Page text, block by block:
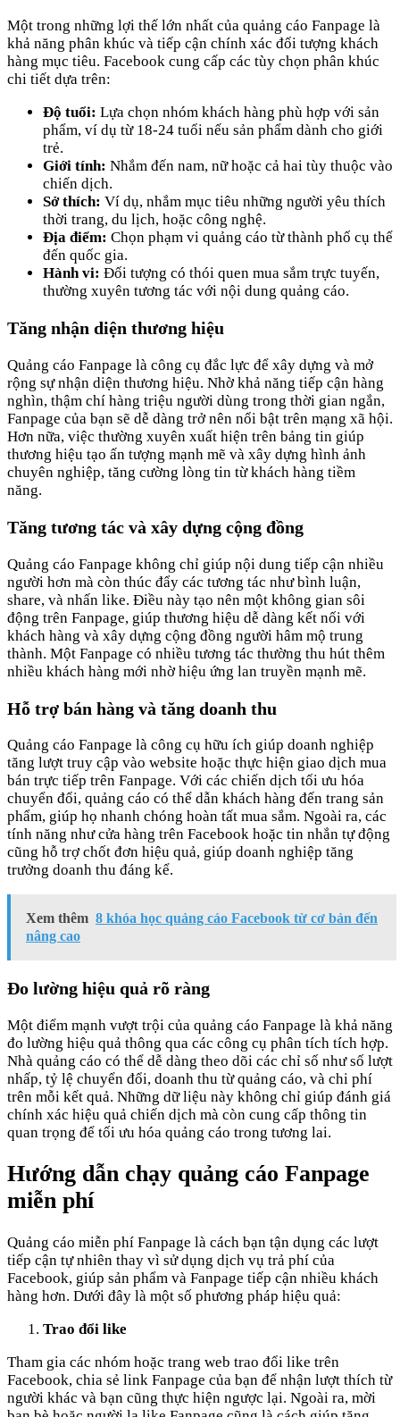
Một trong những lợi thế lớn nhất của quảng cáo Fanpage là
khả năng phân khúc và tiếp cận chính xác đối tượng khách
hàng mục tiêu. Facebook cung cấp các tùy chọn phân khúc
chi tiết dựa trên:
Độ tuổi: Lựa chọn nhóm khách hàng phù hợp với sản
phẩm, ví dụ từ 18-24 tuổi nếu sản phẩm dành cho giới
trẻ.
Giới tính: Nhắm đến nam, nữ hoặc cả hai tùy thuộc vào
chiến dịch.
Sở thích: Ví dụ, nhắm mục tiêu những người yêu thích
thời trang, du lịch, hoặc công nghệ.
Địa điểm: Chọn phạm vi quảng cáo từ thành phố cụ thể
đến quốc gia.
Hành vi: Đối tượng có thói quen mua sắm trực tuyến,
thường xuyên tương tác với nội dung quảng cáo.
Tăng nhận diện thương hiệu
Quảng cáo Fanpage là công cụ đắc lực để xây dựng và mở
rộng sự nhận diện thương hiệu. Nhờ khả năng tiếp cận hàng
nghìn, thậm chí hàng triệu người dùng trong thời gian ngắn,
Fanpage của bạn sẽ dễ dàng trở nên nổi bật trên mạng xã hội.
Hơn nữa, việc thường xuyên xuất hiện trên bảng tin giúp
thương hiệu tạo ấn tượng mạnh mẽ và xây dựng hình ảnh
chuyên nghiệp, tăng cường lòng tin từ khách hàng tiềm
năng.
Tăng tương tác và xây dựng cộng đồng
Quảng cáo Fanpage không chỉ giúp nội dung tiếp cận nhiều
người hơn mà còn thúc đẩy các tương tác như bình luận,
share, và nhấn like. Điều này tạo nên một không gian sôi
động trên Fanpage, giúp thương hiệu dễ dàng kết nối với
khách hàng và xây dựng cộng đồng người hâm mộ trung
thành. Một Fanpage có nhiều tương tác thường thu hút thêm
nhiều khách hàng mới nhờ hiệu ứng lan truyền mạnh mẽ.
Hỗ trợ bán hàng và tăng doanh thu
Quảng cáo Fanpage là công cụ hữu ích giúp doanh nghiệp
tăng lượt truy cập vào website hoặc thực hiện giao dịch mua
bán trực tiếp trên Fanpage. Với các chiến dịch tối ưu hóa
chuyển đổi, quảng cáo có thể dẫn khách hàng đến trang sản
phẩm, giúp họ nhanh chóng hoàn tất mua sắm. Ngoài ra, các
tính năng như cửa hàng trên Facebook hoặc tin nhắn tự động
cũng hỗ trợ chốt đơn hiệu quả, giúp doanh nghiệp tăng
trưởng doanh thu đáng kể.
Xem thêm 8 khóa học quảng cáo Facebook từ cơ bản đến
nâng cao
Đo lường hiệu quả rõ ràng
Một điểm mạnh vượt trội của quảng cáo Fanpage là khả năng
đo lường hiệu quả thông qua các công cụ phân tích tích hợp.
Nhà quảng cáo có thể dễ dàng theo dõi các chỉ số như số lượt
nhấp, tỷ lệ chuyển đổi, doanh thu từ quảng cáo, và chi phí
trên mỗi kết quả. Những dữ liệu này không chỉ giúp đánh giá
chính xác hiệu quả chiến dịch mà còn cung cấp thông tin
quan trọng để tối ưu hóa quảng cáo trong tương lai.
Hướng dẫn chạy quảng cáo Fanpage
miễn phí
Quảng cáo miễn phí Fanpage là cách bạn tận dụng các lượt
tiếp cận tự nhiên thay vì sử dụng dịch vụ trả phí của
Facebook, giúp sản phẩm và Fanpage tiếp cận nhiều khách
hàng hơn. Dưới đây là một số phương pháp hiệu quả:
Trao đổi like
Tham gia các nhóm hoặc trang web trao đổi like trên
Facebook, chia sẻ link Fanpage của bạn để nhận lượt thích từ
người khác và bạn cũng thực hiện ngược lại. Ngoài ra, mời